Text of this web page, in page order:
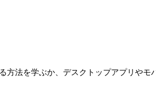
方法を学ぶか、デスクトップアプリや